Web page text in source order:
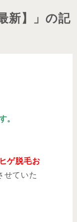
新】」の記
。
ヒゲ脱毛お
せていた